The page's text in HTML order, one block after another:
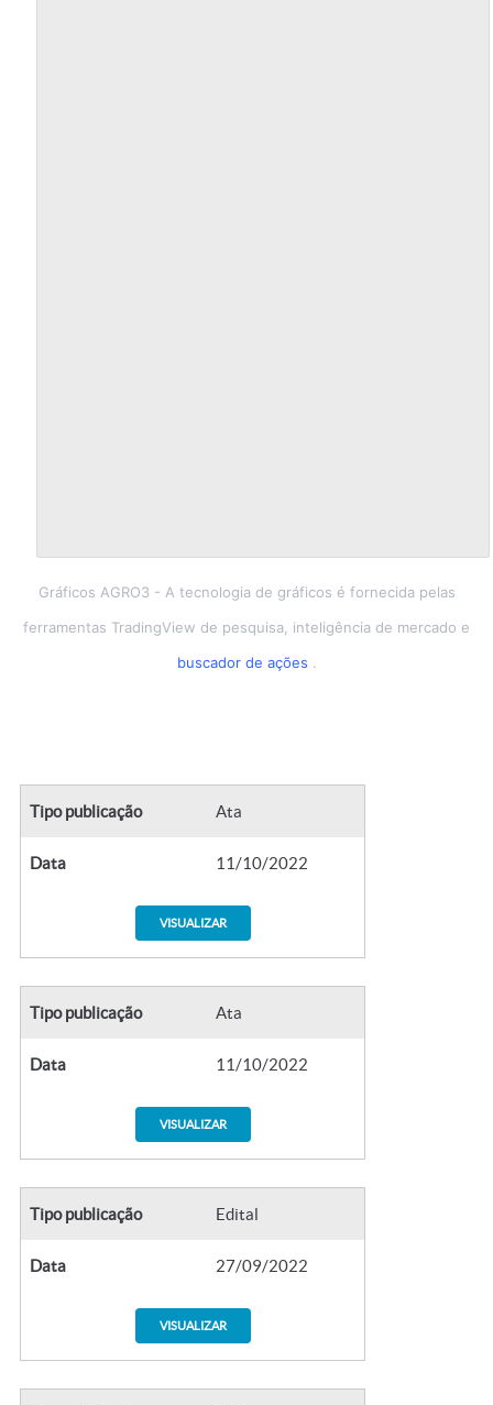
Gráficos AGRO3- A tecnologia de gráficos é fornecida pelas
ferramentas TradingView de pesquisa, inteligência de mercado e
buscador de ações .
Tipo publicação Ata
Data 11/10/2022
VISUALIZAR
Tipo publicação Ata
Data 11/10/2022
VISUALIZAR
Tipo publicação Edital
Data 27/09/2022
VISUALIZAR